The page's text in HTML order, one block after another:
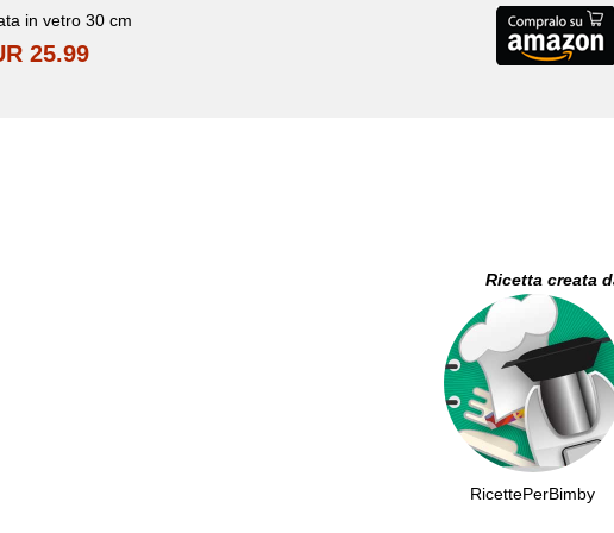
in vetro 30 cm
25.99
Ricetta creata
RicettePerBimby